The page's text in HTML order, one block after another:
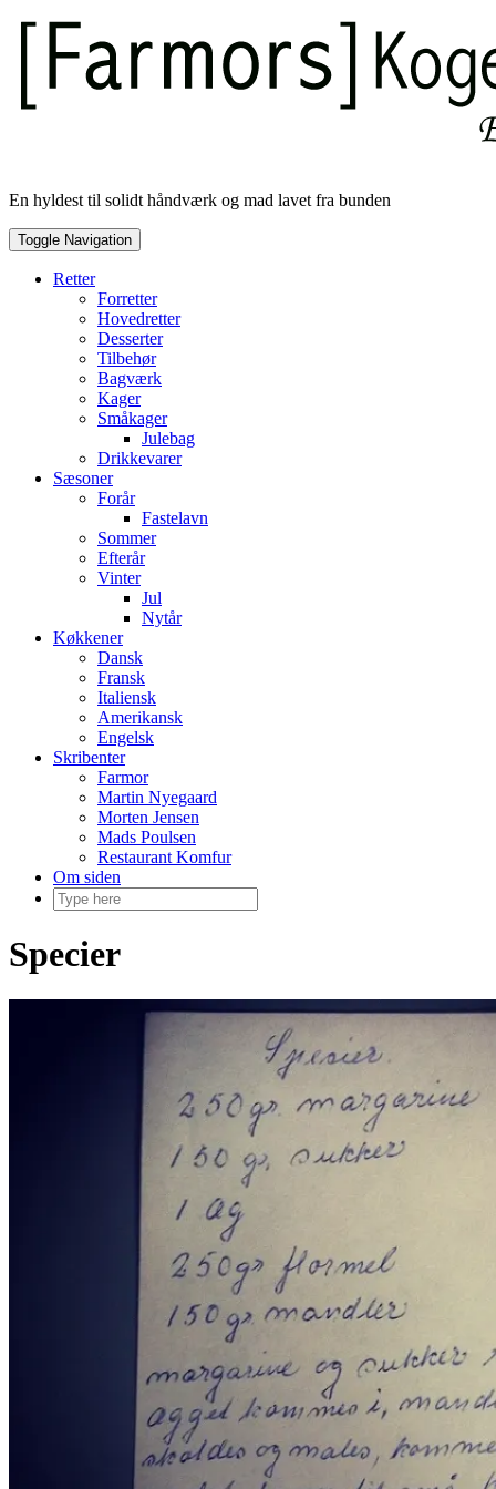
Skip
content
En hyldest til solidt håndværk og mad lavet fra bunden
Toggle Navigation
Retter
Forretter
Hovedretter
Desserter
Tilbehør
Bagværk
Kager
Småkager
Julebag
Drikkevarer
Sæsoner
Forår
Fastelavn
Sommer
Efterår
Vinter
Jul
Nytår
Køkkener
Dansk
Fransk
Italiensk
Amerikansk
Engelsk
Skribenter
Farmor
Martin Nyegaard
Morten Jensen
Mads Poulsen
Restaurant Komfur
Om siden
Specier